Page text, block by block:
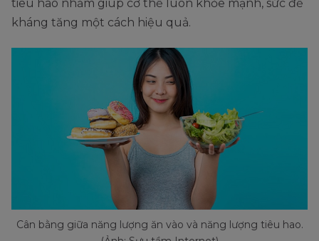
tiêu hao nhằm giúp cơ thể luôn khỏe mạnh, sức đề
kháng tăng một cách hiệu quả.
Cân bằng giữa năng lượng ăn vào và năng lượng tiêu hao.